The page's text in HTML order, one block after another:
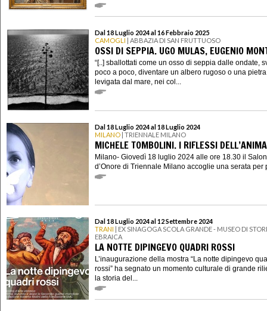
Dal 18 Luglio 2024 al 16 Febbraio 2025
CAMOGLI | ABBAZIA DI SAN FRUTTUOSO
OSSI DI SEPPIA. UGO MULAS, EUGENIO
“[..] sballottati come un osso di seppia dalle ondate,
poco a poco, diventare un albero rugoso o una pietra
levigata dal mare, nei col...
Dal 18 Luglio 2024 al 18 Luglio 2024
MILANO | TRIENNALE MILANO
MICHELE TOMBOLINI. I RIFLESSI DELL’ANIMA
Milano- Giovedì 18 luglio 2024 alle ore 18.30 il
d’Onore di Triennale Milano accoglie una serata per
Dal 18 Luglio 2024 al 12 Settembre 2024
TRANI | EX SINAGOGA SCOLA GRANDE - MUSEO DI
EBRAICA
LA NOTTE DIPINGEVO QUADRI ROSSI
L’inaugurazione della mostra “La notte dipingevo
rossi” ha segnato un momento culturale di grande
la storia del...